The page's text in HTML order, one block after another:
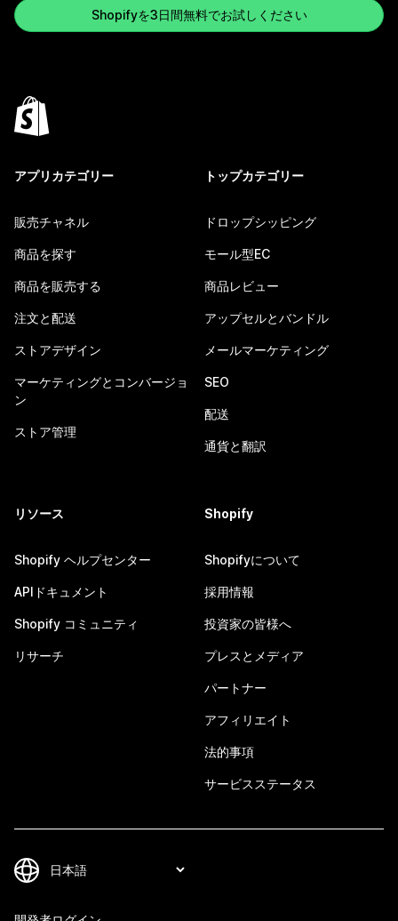
Shopifyを3日間無料でお試しください
アプリカテゴリー
販売チャネル
商品を探す
商品を販売する
注文と配送
ストアデザイン
マーケティングとコンバージョ
ン
ストア管理
トップカテゴリー
ドロップシッピング
モール型EC
商品レビュー
アップセルとバンドル
メールマーケティング
SEO
配送
通貨と翻訳
リソース
Shopify ヘルプセンター
APIドキュメント
Shopify コミュニティ
リサーチ
Shopify
Shopifyについて
採用情報
投資家の皆様へ
プレスとメディア
パートナー
アフィリエイト
法的事項
サービスステータス